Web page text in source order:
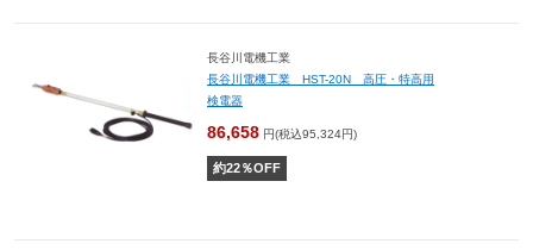
長谷川電機工業
長谷川電機工業 HST-20N 高圧・特高用
検電器
86,658 円(税込95,324円)
約22％OFF